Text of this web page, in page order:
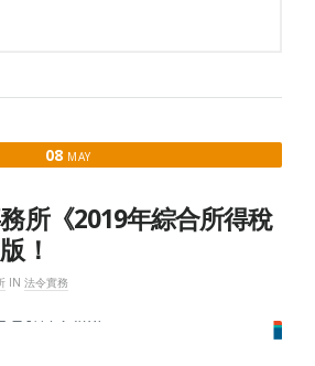
08 MAY
所《2019年綜合所得稅
！
IN 法令實務